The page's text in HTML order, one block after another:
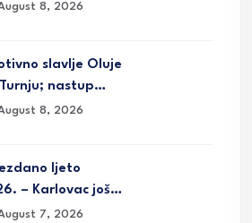
8, 2026
slavlje Oluje
nastup…
8, 2026
ljeto
– Karlovac još…
7, 2026